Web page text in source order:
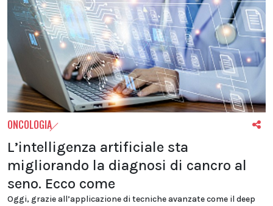
ONCOLOGIA
L’intelligenza artificiale sta
migliorando la diagnosi di cancro al
seno. Ecco come
Oggi, grazie all’applicazione di tecniche avanzate come il deep